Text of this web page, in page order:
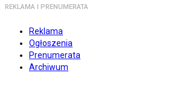
REKLAMA I PRENUMERATA
Reklama
Ogłoszenia
Prenumerata
Archiwum